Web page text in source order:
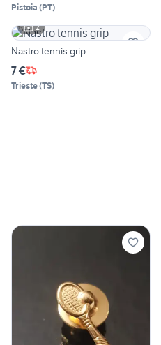
Pistoia (PT)
2
Nastro tennis grip
7 €
Trieste(TS)